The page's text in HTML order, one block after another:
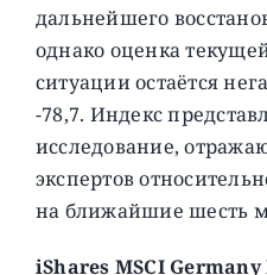
дальнейшего
однако оценка
ситуации остаётся
-78,7. Индекс
исследование,
экспертов
на ближайшие шесть
iShares MSCI